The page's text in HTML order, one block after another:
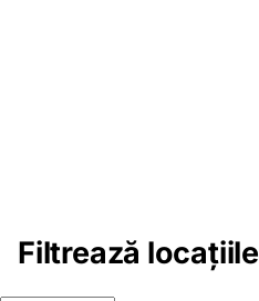
Filtrează locațiile